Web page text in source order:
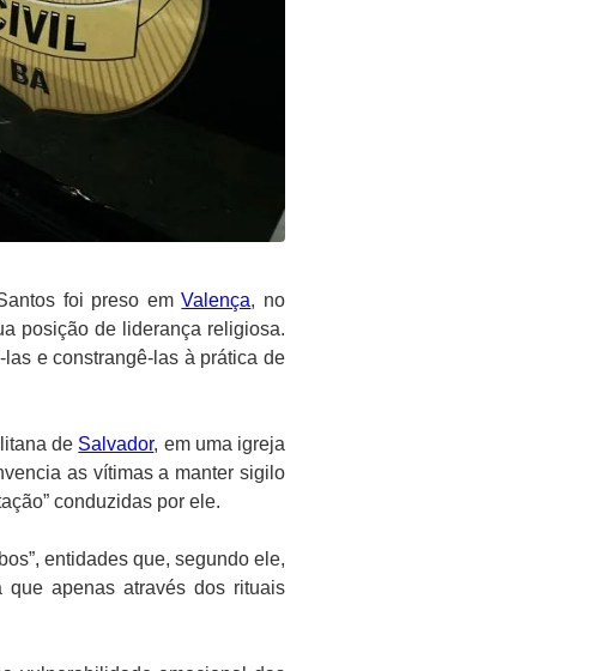
foi preso emValença, no
posição de liderança religiosa.
e constrangê-las à prática de
de Salvador, em uma igreja
as vítimas a manter sigilo
conduzidas por ele.
entidades que, segundo ele,
que apenas através dos rituais